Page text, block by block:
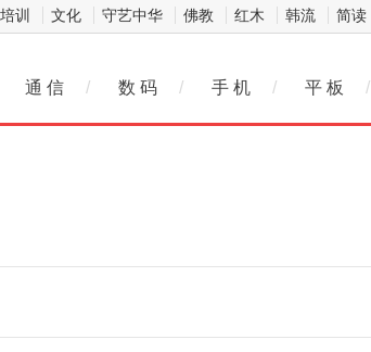
培训 文化 守艺中华 佛教 红木 韩流 简读
通 信 / 数 码 / 手 机 / 平 板 /